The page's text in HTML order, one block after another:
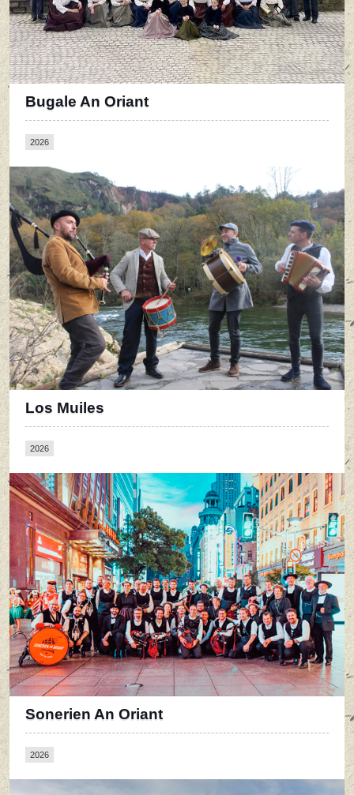
Bugale An Oriant
2026
Los Muiles
2026
Sonerien An Oriant
2026